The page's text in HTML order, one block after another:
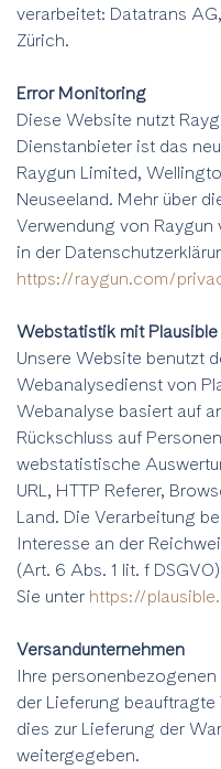
verarbeitet: Datatrans
Zürich.
Error Monitoring
Diese Website nutzt
Dienstanbieter ist das
Raygun Limited,
Neuseeland. Mehr über
Verwendung von Raygun
in der
https://raygun.com/
Webstatistik mit Plausible
Unsere Website benutzt
Webanalysedienst von
Webanalyse basiert auf
Rückschluss auf
webstatistische
URL, HTTP Referer,
Land. Die Verarbeitung
Interesse an der
(Art. 6 Abs. 1 lit. f
Sie unter https://
Versandunternehmen
Ihre
der Lieferung
dies zur Lieferung der
weitergegeben.